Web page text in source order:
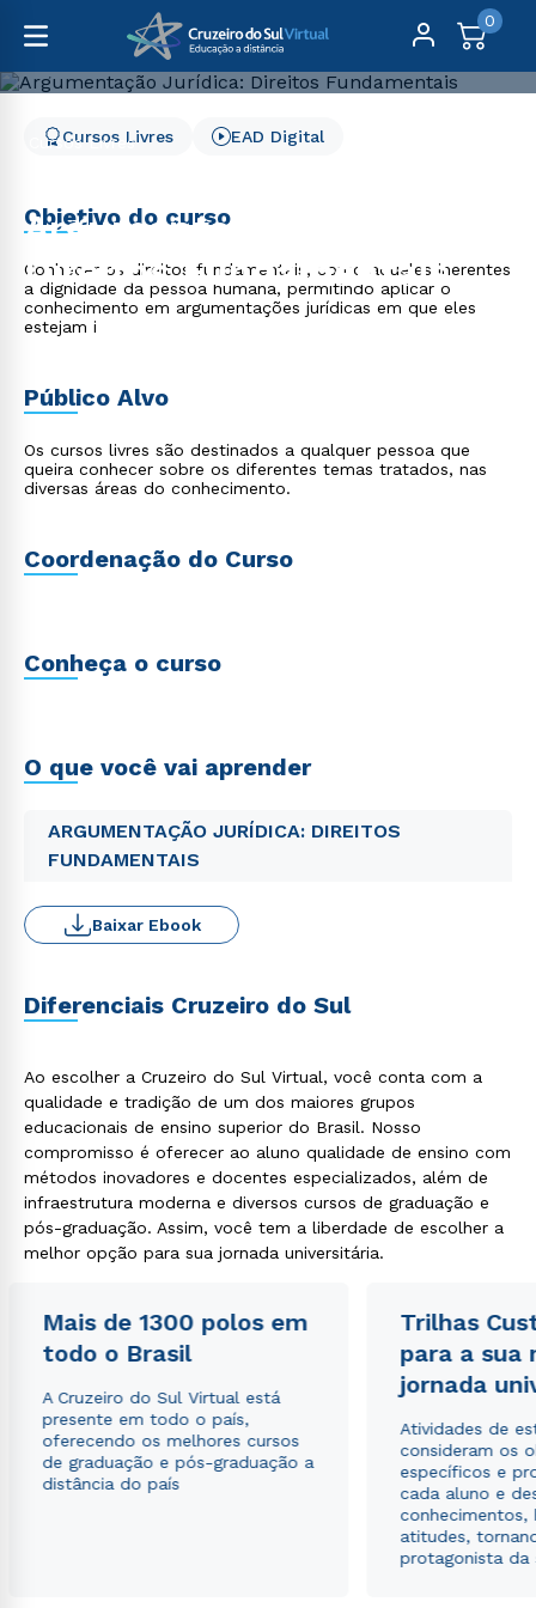
0
Cursos Livres
Argumentação Jurídica:
Direitos Fundamentais
Cursos Livres EAD Digital
Objetivo do curso
Conhecer os direitos fundamentais, como aqueles inerentes
a dignidade da pessoa humana, permitindo aplicar o
conhecimento em argumentações jurídicas em que eles
estejam i
Público Alvo
Os cursos livres são destinados a qualquer pessoa que
queira conhecer sobre os diferentes temas tratados, nas
diversas áreas do conhecimento.
Coordenação do Curso
Conheça o curso
O que você vai aprender
ARGUMENTAÇÃO JURÍDICA: DIREITOS
FUNDAMENTAIS
Baixar Ebook
Diferenciais Cruzeiro do Sul
Ao escolher a Cruzeiro do Sul Virtual, você conta com a
qualidade e tradição de um dos maiores grupos
educacionais de ensino superior do Brasil. Nosso
compromisso é oferecer ao aluno qualidade de ensino com
métodos inovadores e docentes especializados, além de
infraestrutura moderna e diversos cursos de graduação e
pós-graduação. Assim, você tem a liberdade de escolher a
melhor opção para sua jornada universitária.
Mais de 1300 polos em
todo o Brasil
A Cruzeiro do Sul Virtual está
presente em todo o país,
oferecendo os melhores cursos
de graduação e pós-graduação a
distância do país
Trilhas
para a sua
jornada
Atividades de
consideram os
específicos e
cada aluno e
conhecimentos,
atitudes,
protagonista da